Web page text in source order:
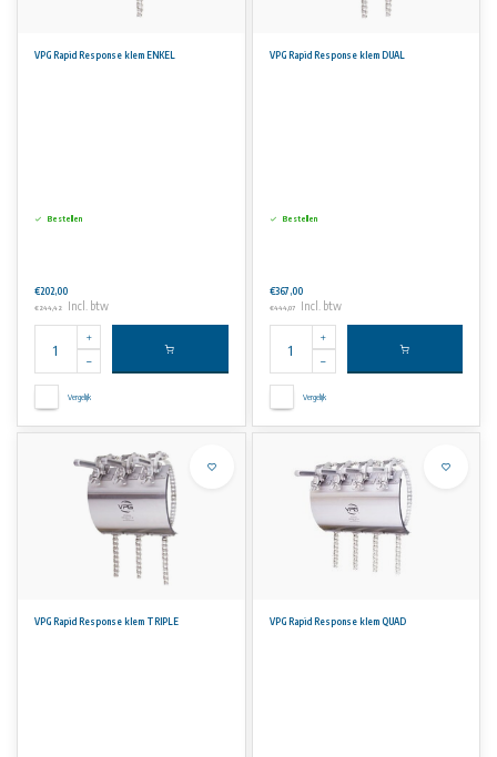
VPG Rapid Response klem ENKEL
Bestellen
€202,00
€244,42 Incl. btw
Vergelijk
VPG Rapid Response klem DUAL
Bestellen
€367,00
€444,07 Incl. btw
Vergelijk
VPG Rapid Response klem TRIPLE VPG Rapid Response klem QUAD